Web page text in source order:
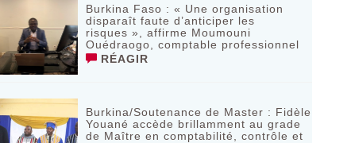
Burkina Faso : « Une organisation
disparaît faute d’anticiper les
risques », affirme Moumouni
Ouédraogo, comptable professionnel
RÉAGIR
Burkina/Soutenance de Master : Fidèle
Youané accède brillamment au grade
de Maître en comptabilité, contrôle et